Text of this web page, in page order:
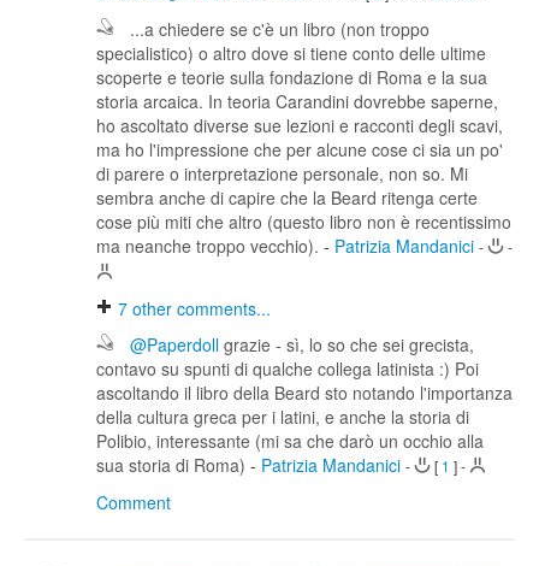
...a chiedere se c'è un libro (non troppo
specialistico) o altro dove si tiene conto delle ultime
scoperte e teorie sulla fondazione di Roma e la sua
storia arcaica. In teoria Carandini dovrebbe saperne,
ho ascoltato diverse sue lezioni e racconti degli scavi,
ma ho l'impressione che per alcune cose ci sia un po'
di parere o interpretazione personale, non so. Mi
sembra anche di capire che la Beard ritenga certe
cose più miti che altro (questo libro non è recentissimo
ma neanche troppo vecchio). - Patrizia Mandanici - -
7 other comments...
@Paperdoll grazie - sì, lo so che sei grecista,
contavo su spunti di qualche collega latinista :) Poi
ascoltando il libro della Beard sto notando l'importanza
della cultura greca per i latini, e anche la storia di
Polibio, interessante (mi sa che darò un occhio alla
sua storia di Roma) - Patrizia Mandanici - [ 1 ]-
Comment